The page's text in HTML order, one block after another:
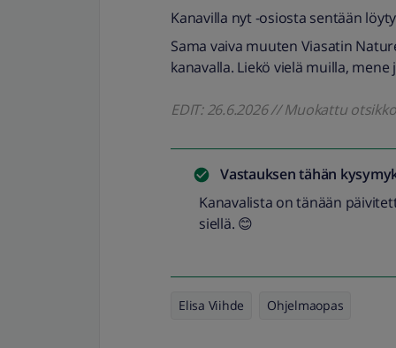
Kanavilla nyt -osiosta sentään
Sama vaiva muuten Viasatin
kanavalla. Liekö vielä muilla, mene
EDIT: 26.6.2026 // Muokattu
Vastauksen tähän
Kanavalista on tänään
siellä. 😊
Elisa Viihde Ohjelmaopas